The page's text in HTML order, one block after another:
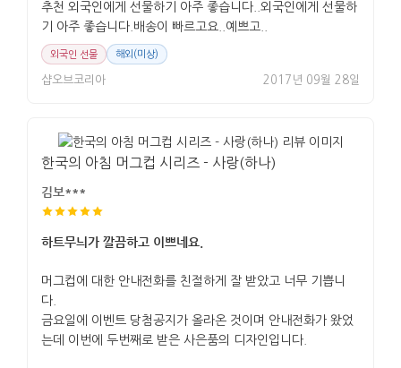
추천 외국인에게 선물하기 아주 좋습니다..외국인에게 선물하
기 아주 좋습니다.배송이 빠르고요..예쁘고..
외국인 선물 해외(미상)
샵오브코리아 2017년 09월 28일
한국의 아침 머그컵 시리즈 - 사랑(하나)
김보***
하트무늬가 깔끔하고 이쁘네요.
머그컵에 대한 안내전화를 친절하게 잘 받았고 너무 기쁩니
다.
금요일에 이벤트 당첨공지가 올라온 것이며 안내전화가 왔었
는데 이번에 두번째로 받은 사은품의 디자인입니다.